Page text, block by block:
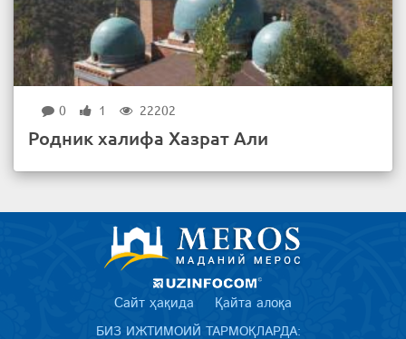
0 1 22202
Родник халифа Хазрат Али
Сайт ҳақида Қайта алоқа
БИЗ ИЖТИМОИЙ ТАРМОҚЛАРДА: